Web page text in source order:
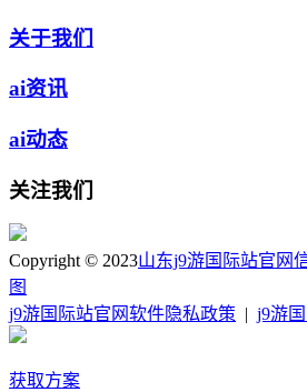
关于我们
ai资讯
ai动态
关注我们
Copyright © 2023山东j9游国际站官网
图
j9游国际站官网软件隐私政策
j9游
获取方案